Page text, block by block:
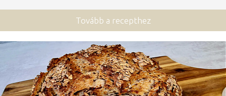
Tovább a recepthez